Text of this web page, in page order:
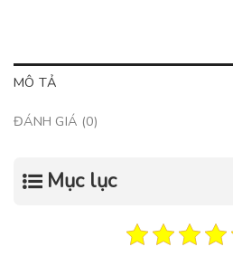
MÔ TẢ
ĐÁNH GIÁ (0)
Mục lục